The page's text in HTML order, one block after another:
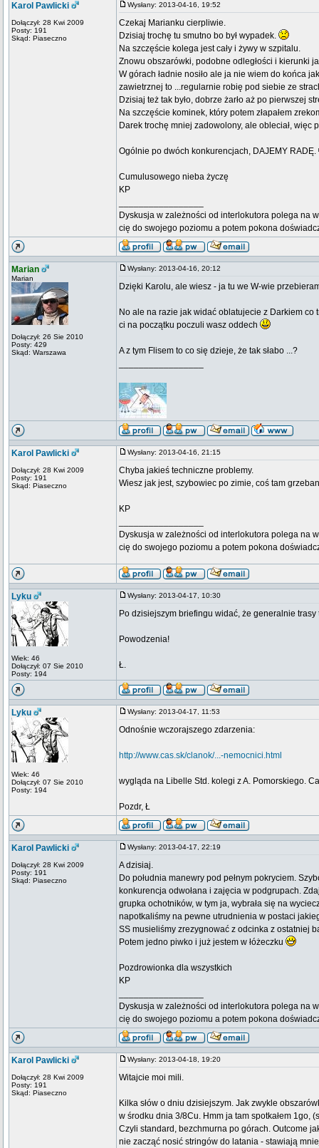
Karol Pawlicki
Dołączył: 28 Kwi 2009
Posty: 191
Skąd: Piaseczno
Wysłany: 2013-04-16, 19:52
Czekaj Marianku cierpliwie.
Dzisiaj trochę tu smutno bo był wypadek.
Na szczęście kolega jest cały i żywy w szpitalu.
Znowu obszarówki, podobne odległości i kierunki
W górach ładnie nosiło ale ja nie wiem do końca
zawietrznej to ...regularnie robię pod siebie ze
Dzisiaj też tak było, dobrze żarło aż po pierwszej
Na szczęście kominek, który potem złapałem
Darek trochę mniej zadowolony, ale obleciał, więc
Ogólnie po dwóch konkurencjach, DAJEMY RADĘ.
Cumulusowego nieba życzę
KP
Dyskusja w zależności od interlokutora polega na
cię do swojego poziomu a potem pokona
Marian
Marian
Dołączył: 26 Sie 2010
Posty: 429
Skąd: Warszawa
Wysłany: 2013-04-16, 20:12
Dzięki Karolu, ale wiesz - ja tu we W-wie
No ale na razie jak widać oblatujecie z Darkiem co
ci na początku poczuli wasz oddech
A z tym Flisem to co się dzieje, że tak słabo ...?
Karol Pawlicki
Dołączył: 28 Kwi 2009
Posty: 191
Skąd: Piaseczno
Wysłany: 2013-04-16, 21:15
Chyba jakieś techniczne problemy.
Wiesz jak jest, szybowiec po zimie, coś tam
KP
Dyskusja w zależności od interlokutora polega na
cię do swojego poziomu a potem pokona
Lyku
Wiek: 46
Dołączył: 07 Sie 2010
Posty: 194
Wysłany: 2013-04-17, 10:30
Po dzisiejszym briefingu widać, że generalnie
Powodzenia!
Ł.
Lyku
Wiek: 46
Dołączył: 07 Sie 2010
Posty: 194
Wysłany: 2013-04-17, 11:53
Odnośnie wczorajszego zdarzenia:
http://www.cas.sk/clanok/...-nemocnici.html
wygląda na Libelle Std. kolegi z A. Pomorskiego.
Pozdr, Ł
Karol Pawlicki
Dołączył: 28 Kwi 2009
Posty: 191
Skąd: Piaseczno
Wysłany: 2013-04-17, 22:19
A dzisiaj.
Do południa manewry pod pełnym pokryciem.
konkurencja odwołana i zajęcia w podgrupach.
grupka ochotników, w tym ja, wybrała się na
napotkaliśmy na pewne utrudnienia w postaci
SS musieliśmy zrezygnować z odcinka z ostatniej
Potem jedno piwko i już jestem w łóżeczku
Pozdrowionka dla wszystkich
KP
Dyskusja w zależności od interlokutora polega na
cię do swojego poziomu a potem pokona
Karol Pawlicki
Dołączył: 28 Kwi 2009
Posty: 191
Skąd: Piaseczno
Wysłany: 2013-04-18, 19:20
Witajcie moi mili.
Kilka słów o dniu dzisiejszym. Jak zwykle
w środku dnia 3/8Cu. Hmm ja tam spotkałem 1go,
Czyli standard, bezchmurna po górach. Outcome
nie zacząć nosić stringów do latania - stawiają